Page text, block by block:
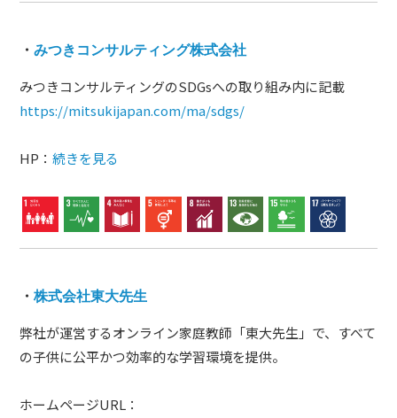
・みつきコンサルティング株式会社
みつきコンサルティングのSDGsへの取り組み内に記載
https://mitsukijapan.com/ma/sdgs/
HP：続きを見る
・株式会社東大先生
弊社が運営するオンライン家庭教師「東大先生」で、すべて
の子供に公平かつ効率的な学習環境を提供。
ホームページURL：